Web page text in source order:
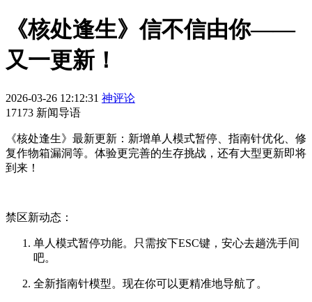
《核处逢生》信不信由你——
又一更新！
2026-03-26 12:12:31 神评论
17173 新闻导语
《核处逢生》最新更新：新增单人模式暂停、指南针优化、修
复作物箱漏洞等。体验更完善的生存挑战，还有大型更新即将
到来！
禁区新动态：
单人模式暂停功能。只需按下ESC键，安心去趟洗手间
吧。
全新指南针模型。现在你可以更精准地导航了。